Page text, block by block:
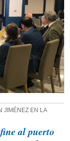
JIMÉNEZ EN LA
al puerto